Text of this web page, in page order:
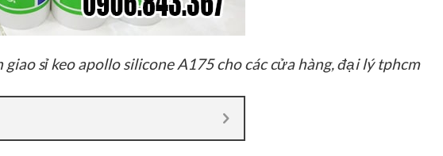
sỉ keo apollo silicone A175 cho các cửa hàng, đại lý tphcm